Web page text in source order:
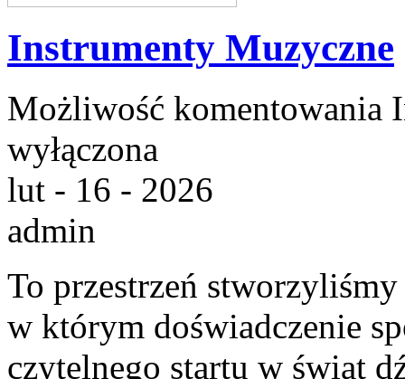
Instrumenty Muzyczne
Możliwość komentowania
wyłączona
lut - 16 - 2026
admin
To przestrzeń
w którym doświadczenie
czytelnego startu w świat